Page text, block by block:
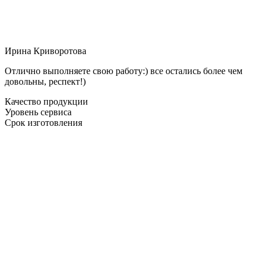
Ирина Криворотова
Отлично выполняете свою работу:) все остались более чем
довольны, респект!)
Качество продукции
Уровень сервиса
Срок изготовления